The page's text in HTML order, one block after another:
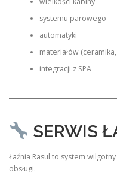
systemu parowego
automatyki
materiałów
integracji z SPA
SERWIS
Łaźnia Rasul to system
obsługi.